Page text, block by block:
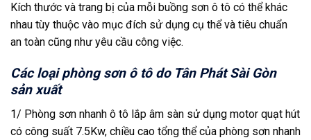
Kích thước và trang bị của mỗi buồng sơn ô tô có thể khác
nhau tùy thuộc vào mục đích sử dụng cụ thể và tiêu chuẩn
an toàn cũng như yêu cầu công việc.
Các loại phòng sơn ô tô do Tân Phát Sài Gòn
sản xuất
1/ Phòng sơn nhanh ô tô lắp âm sàn sử dụng motor quạt hút
có công suất 7.5Kw, chiều cao tổng thể của phòng sơn nhanh